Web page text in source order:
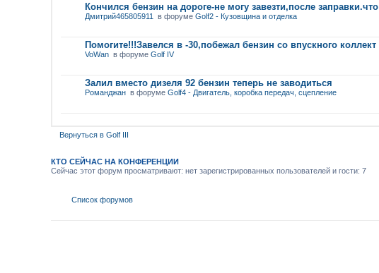
Кончился бензин на дороге-не могу завезти,после заправки.что
Дмитрий465805911 в форумеGolf2 - Кузовщина и отделка
Помогите!!!Завелся в -30,побежал бензин со впускного коллект
VoWan в форумеGolf IV
Залил вместо дизеля 92 бензин теперь не заводиться
Романджан в форумеGolf4 - Двигатель, коробка передач, сцепление
Вернуться в Golf III
КТО СЕЙЧАС НА КОНФЕРЕНЦИИ
Сейчас этот форум просматривают: нет зарегистрированных пользователей и гости: 7
Список форумов